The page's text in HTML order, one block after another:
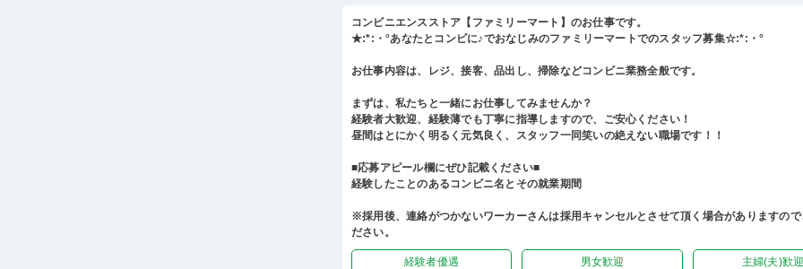
コンビニエンスストア【ファミリーマート】のお仕事です。
★:*:・°あなたとコンビに♪でおなじみのファミリーマートでのスタッフ募集☆:*:・°
お仕事内容は、レジ、接客、品出し、掃除などコンビニ業務全般です。
まずは、私たちと一緒にお仕事してみませんか？
経験者大歓迎、経験薄でも丁寧に指導しますので、ご安心ください！
昼間はとにかく明るく元気良く、スタッフ一同笑いの絶えない職場です！！
■応募アピール欄にぜひ記載ください■
経験したことのあるコンビニ名とその就業期間
※採用後、連絡がつかないワーカーさんは採用キャンセルとさせて頂く場合がありますので
ださい。
経験者優遇 男女歓迎 主婦(夫)歓迎